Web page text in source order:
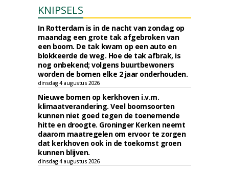
KNIPSELS
In Rotterdam is in de nacht van zondag op
maandag een grote tak afgebroken van
een boom. De tak kwam op een auto en
blokkeerde de weg. Hoe de tak afbrak, is
nog onbekend; volgens buurtbewoners
worden de bomen elke 2 jaar onderhouden.
dinsdag 4 augustus 2026
Nieuwe bomen op kerkhoven i.v.m.
klimaatverandering. Veel boomsoorten
kunnen niet goed tegen de toenemende
hitte en droogte. Groninger Kerken neemt
daarom maatregelen om ervoor te zorgen
dat kerkhoven ook in de toekomst groen
kunnen blijven.
dinsdag 4 augustus 2026